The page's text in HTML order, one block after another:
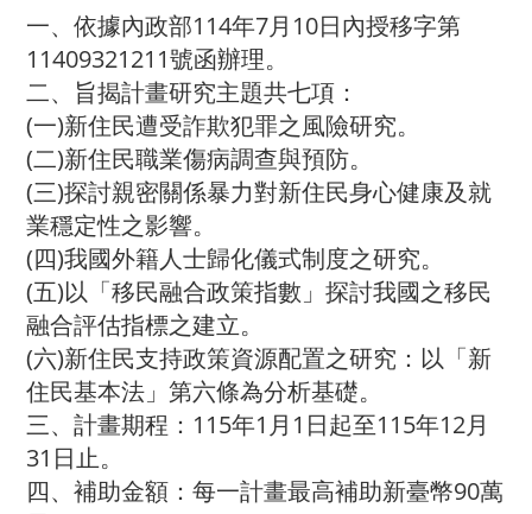
一、依據內政部114年7月10日內授移字第
11409321211號函辦理。
二、旨揭計畫研究主題共七項：
(一)新住民遭受詐欺犯罪之風險研究。
(二)新住民職業傷病調查與預防。
(三)探討親密關係暴力對新住民身心健康及就
業穩定性之影響。
(四)我國外籍人士歸化儀式制度之研究。
(五)以「移民融合政策指數」探討我國之移民
融合評估指標之建立。
(六)新住民支持政策資源配置之研究：以「新
住民基本法」第六條為分析基礎。
三、計畫期程：115年1月1日起至115年12月
31日止。
四、補助金額：每一計畫最高補助新臺幣90萬